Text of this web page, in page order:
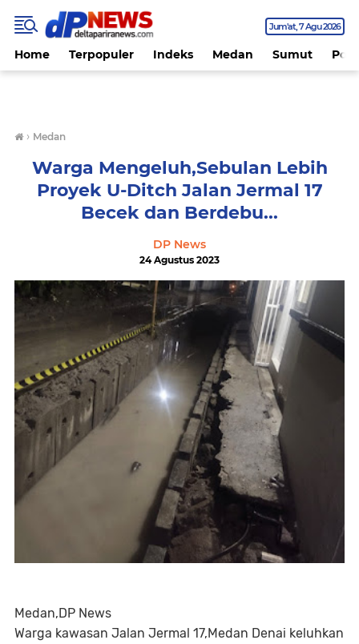
Jum'at 7 Agu 2026
Home Terpopuler Indeks Medan Sumut
› Medan
Warga Mengeluh,Sebulan Lebih
Proyek U-Ditch Jalan Jermal 17
Becek dan Berdebu...
DP News
24 Agustus 2023
Medan,DP News
Warga kawasan Jalan Jermal 17,Medan Denai keluhkan